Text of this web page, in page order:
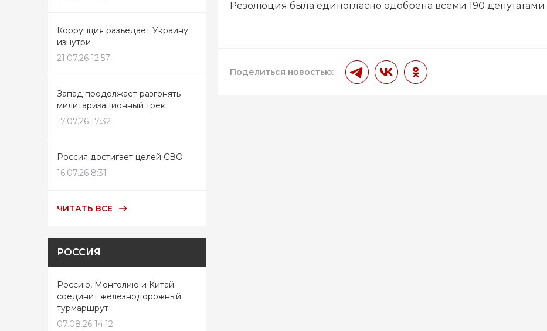
Коррупция разъедает Украину
изнутри
21.07.26 12:57
Запад продолжает разгонять
милитаризационный трек
17.07.26 17:32
Россия достигает целей СВО
16.07.26 8:31
ЧИТАТЬ ВСЕ
РОССИЯ
Россию, Монголию и Китай
соединит железнодорожный
турмаршрут
07.08.26 14:12
Резолюция была единогласно одобрена всеми 190 депутатами.
Поделиться новостью: